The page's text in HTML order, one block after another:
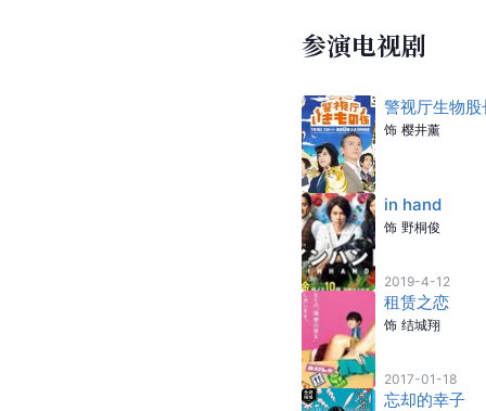
参演电视剧
警视厅生物股
饰 樱井薰
in hand
饰 野桐俊
2019-4-12
租赁之恋
饰 结城翔
2017-01-18
忘却的幸子